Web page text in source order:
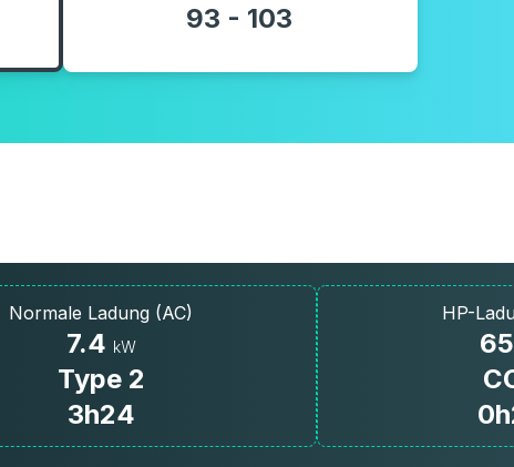
93 - 103
Normale Ladung (AC)
7.4 kW
Type 2
3h24
HP-
65